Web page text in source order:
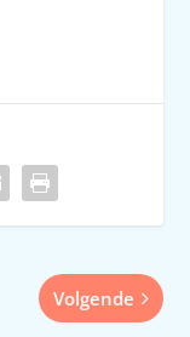
Volgende